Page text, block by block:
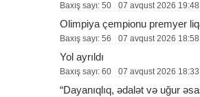
Baxış sayı: 50 07 avqust 2026 19:48
Olimpiya çempionu premyer
Baxış sayı: 56 07 avqust 2026 18:58
Yol ayrıldı
Baxış sayı: 60 07 avqust 2026 18:33
“Dayanıqlıq, ədalət və uğur